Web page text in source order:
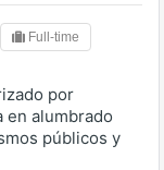
Full-time
por
alumbrado
públicos y